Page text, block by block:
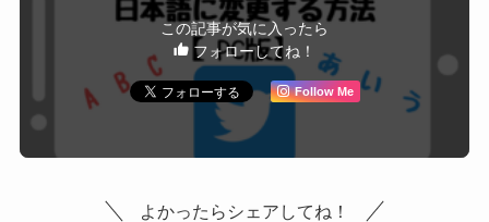
この記事が気に入ったら
フォローしてね！
Follow Me
よかったらシェアしてね！